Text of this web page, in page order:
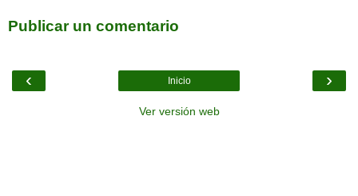
Publicar un comentario
‹ ›
Inicio
Ver versión web